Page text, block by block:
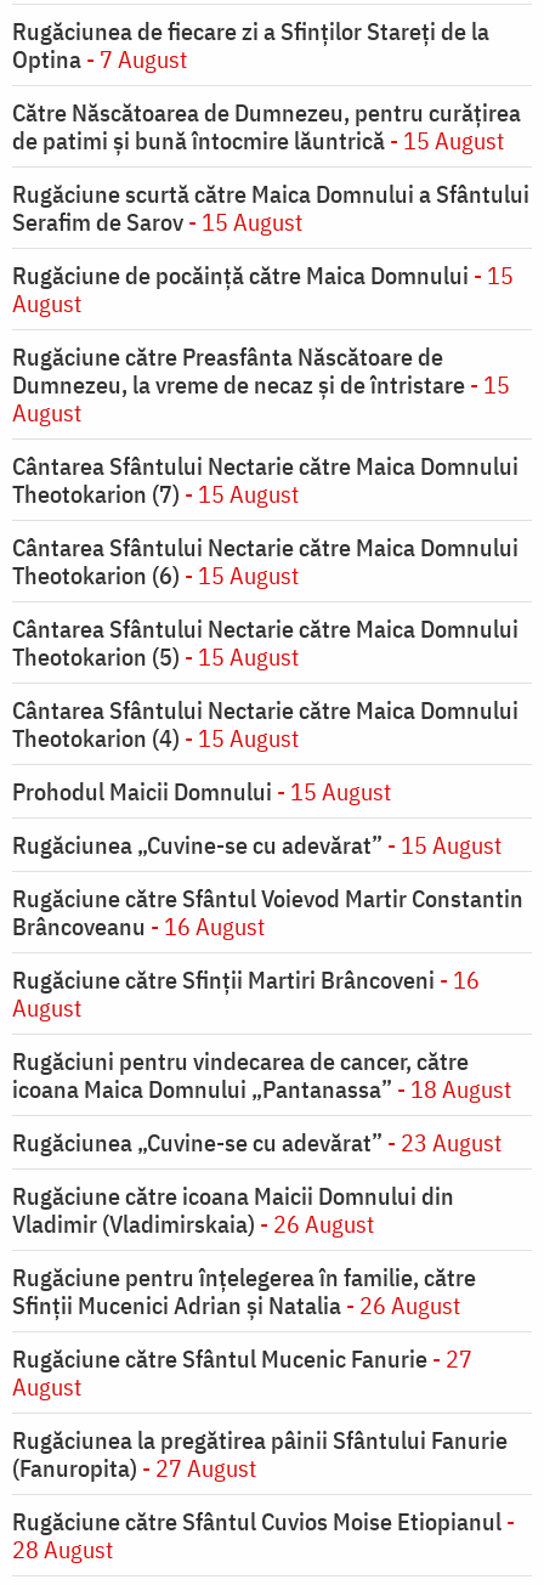
Rugăciunea de fiecare zi a Sfinților Stareți de la
Optina- 7 August
Către Născătoarea de Dumnezeu, pentru curățirea
de patimi și bună întocmire lăuntrică- 15 August
Rugăciune scurtă către Maica Domnului a Sfântului
Serafim de Sarov- 15 August
Rugăciune de pocăinţă către Maica Domnului - 15
August
Rugăciune către Preasfânta Născătoare de
Dumnezeu, la vreme de necaz şi de întristare- 15
August
Cântarea Sfântului Nectarie către Maica Domnului
Theotokarion (7) - 15 August
Cântarea Sfântului Nectarie către Maica Domnului
Theotokarion (6) - 15 August
Cântarea Sfântului Nectarie către Maica Domnului
Theotokarion (5) - 15 August
Cântarea Sfântului Nectarie către Maica Domnului
Theotokarion (4) - 15 August
Prohodul Maicii Domnului - 15 August
Rugăciunea „Cuvine-se cu adevărat” - 15 August
Rugăciune către Sfântul Voievod Martir Constantin
Brâncoveanu - 16 August
Rugăciune către Sfinții Martiri Brâncoveni - 16
August
Rugăciuni pentru vindecarea de cancer, către
icoana Maica Domnului „Pantanassa” - 18 August
Rugăciunea „Cuvine-se cu adevărat” - 23 August
Rugăciune către icoana Maicii Domnului din
Vladimir (Vladimirskaia) - 26 August
Rugăciune pentru înţelegerea în familie, către
Sfinţii Mucenici Adrian şi Natalia- 26 August
Rugăciune către Sfântul Mucenic Fanurie- 27
August
Rugăciunea la pregătirea pâinii Sfântului Fanurie
(Fanuropita) - 27 August
Rugăciune către Sfântul Cuvios Moise Etiopianul-
28 August